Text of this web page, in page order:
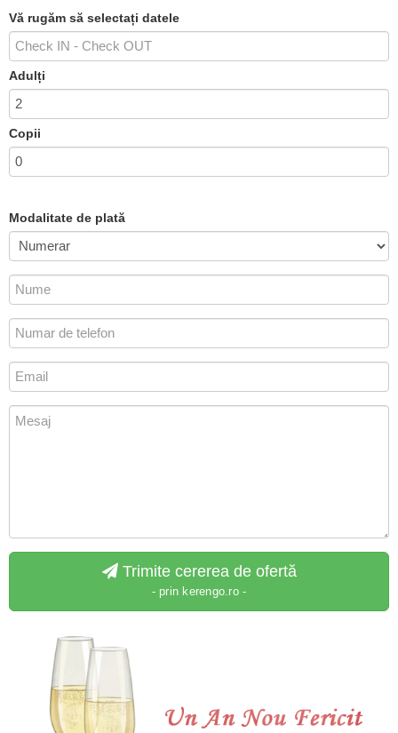
Vă rugăm să selectați datele
Adulți
Copii
Modalitate de plată
Trimite cererea de ofertă
- prin kerengo.ro -